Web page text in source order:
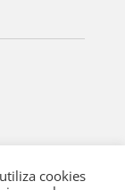
cookies